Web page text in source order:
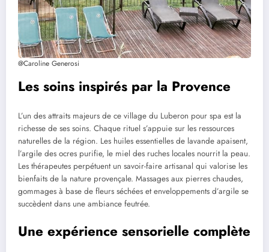
@Caroline Generosi
Les soins inspirés par la Provence
L’un des attraits majeurs de ce village du Luberon pour spa est la
richesse de ses soins. Chaque rituel s’appuie sur les ressources
naturelles de la région. Les huiles essentielles de lavande apaisent,
l’argile des ocres purifie, le miel des ruches locales nourrit la peau.
Les thérapeutes perpétuent un savoir-faire artisanal qui valorise les
bienfaits de la nature provençale. Massages aux pierres chaudes,
gommages à base de fleurs séchées et enveloppements d’argile se
succèdent dans une ambiance feutrée.
Une expérience sensorielle complète